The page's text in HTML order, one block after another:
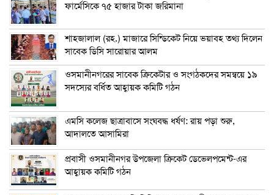
ফার্মেসিকে ৭৫ হাজার টাকা জরিমানা
শাহজালাল (রহ.) মাজারে সিন্ডিকেট নিয়ে ভয়াবহ তথ্য দিলেন
সাবেক ডিসি সারোয়ার আলম
ওসমানীনগরের সাবেক ক্রিকেটার ও সংগঠকদের সমন্বয়ে ১৯
সদস্যের বর্ধিত আহ্বায়ক কমিটি গঠন
এম‌সি কলেজ ছাত্রাবাসে সংঘবদ্ধ ধর্ষণ: রায় পড়া শুরু,
আদালতে আসামিরা
প্রবাসী ওসমানীনগর উপজেলা ক্রিকেট ডেভেলপমেন্ট-এর
আহ্বায়ক কমিটি গঠন